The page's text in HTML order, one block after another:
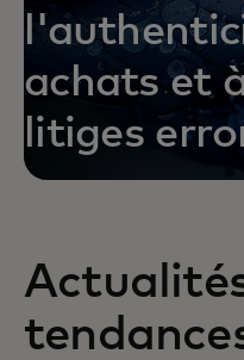
achats et
litiges